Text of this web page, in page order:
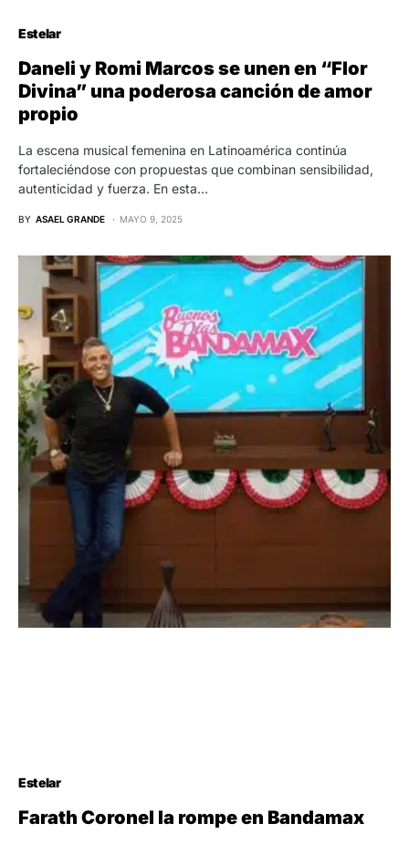
Estelar
Daneli y Romi Marcos se unen en “Flor
Divina” una poderosa canción de amor
propio
La escena musical femenina en Latinoamérica continúa
fortaleciéndose con propuestas que combinan sensibilidad,
autenticidad y fuerza. En esta…
BY ASAEL GRANDE MAYO 9, 2025
Estelar
Farath Coronel la rompe en Bandamax